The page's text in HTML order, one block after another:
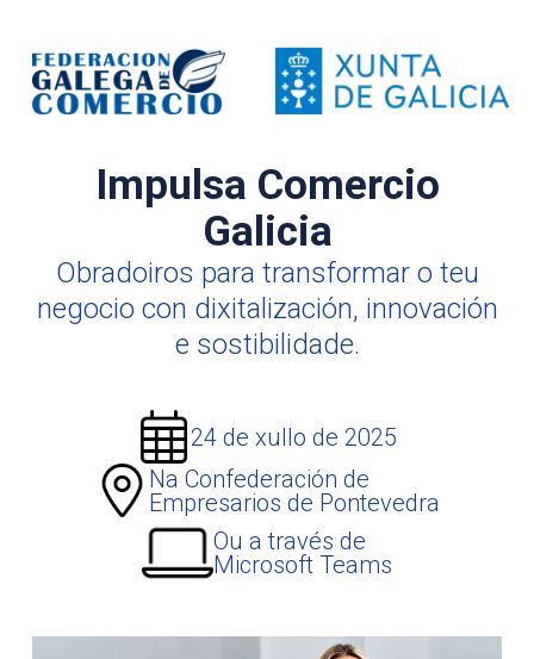
Impulsa Comercio
Galicia
Obradoiros para transformar o teu
negocio con dixitalización, innovación
e sostibilidade.
24 de xullo de 2025
Na Confederación de
Empresarios de Pontevedra
Ou a través de
Microsoft Teams